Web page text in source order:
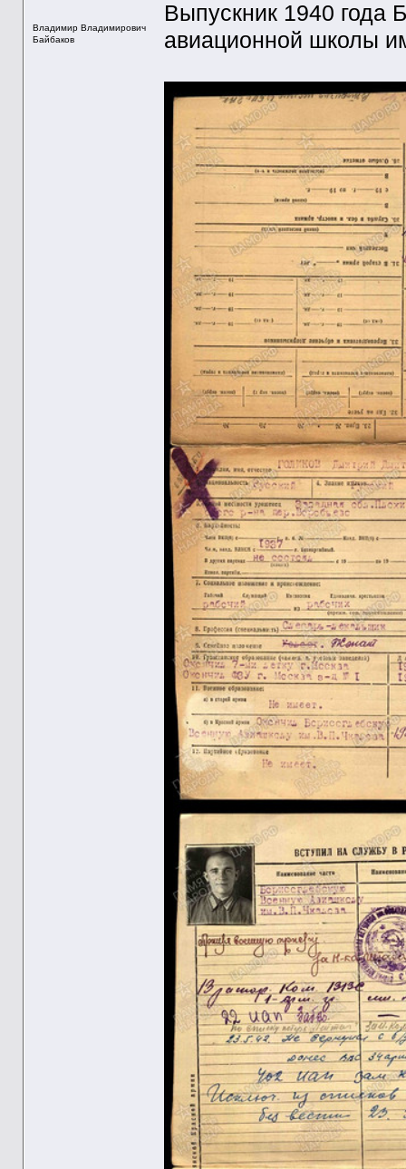
Владимир Владимирович
Байбаков
Выпускник 1940 года
авиационной школы